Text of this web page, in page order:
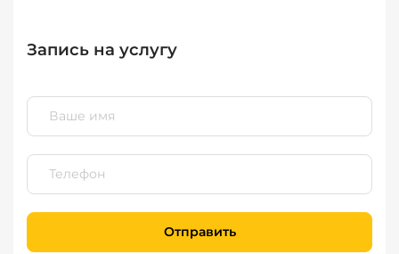
Запись на услугу
Отправить